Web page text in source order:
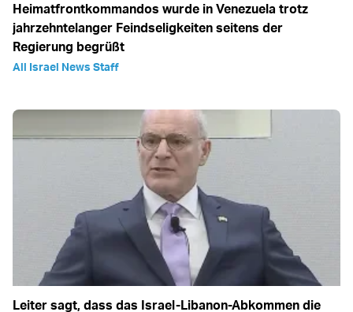
Heimatfrontkommandos wurde in Venezuela trotz
jahrzehntelanger Feindseligkeiten seitens der
Regierung begrüßt
All Israel News Staff
Leiter sagt, dass das Israel-Libanon-Abkommen die